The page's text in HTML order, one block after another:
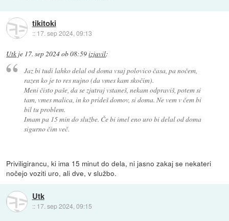
tikitoki
:: 17. sep 2024, 09:13
Utk je 17. sep 2024 ob 08:59izjavil:
Jaz bi tudi lahko delal od doma vsaj polovico časa, pa nočem,
razen ko je to res nujno (da vmes kam skočim).
Meni čisto paše, da se zjutraj vstaneš, nekam odpraviš, potem si
tam, vmes malica, in ko prideš domov, si doma. Ne vem v čem bi
bil tu problem.
Imam pa 15 min do službe. Če bi imel eno uro bi delal od doma
sigurno čim več.
Priviligirancu, ki ima 15 minut do dela, ni jasno zakaj se nekateri
nočejo voziti uro, ali dve, v službo.
Utk
:: 17. sep 2024, 09:15